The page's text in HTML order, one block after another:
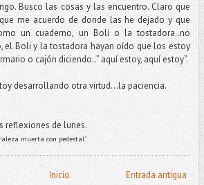
Busco las cosas y las encuentro. Claro que
me acuerdo de donde las he dejado y que
un cuaderno, un Boli o la tostadora..no
el Boli y la tostadora hayan oído que los estoy
o cajón diciendo..” aquí estoy, aquí estoy”.
desarrollando otra virtud...la paciencia.
reflexiones de lunes.
muerta con pedestal".
Entrada antigua
Inicio